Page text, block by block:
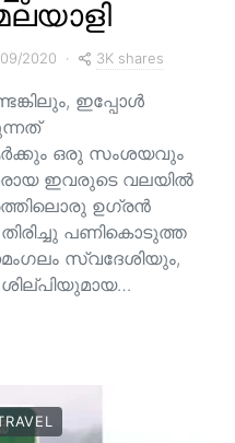
2020 3K shares
ഇപ്പോൾ
ഒരു സംശയവും
ഇവരുടെ വലയിൽ
ഉഗ്രൻ
തിരിച്ചു പണികൊടുത്ത
സ്വദേശിയും,